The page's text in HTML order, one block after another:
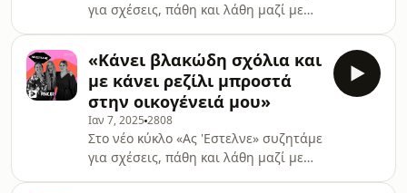
για σχέσεις, πάθη και λάθη μαζί με
μανούλα του Tiktok, Τζωρτζίνα,
γνωστή και ως Lunchboxού και
διαβάζουμε μαζί τους ερωτικούς
προβληματισμούς φίλων που μας
στέλνουν!
«Κάνει βλακώδη σχόλια και
με κάνει ρεζίλι μπροστά
στην οικογένειά μου»
Ιαν 7, 2025 2808
Στο νέο κύκλο «Ας 'Εστελνε» συζητάμε
για σχέσεις, πάθη και λάθη μαζί με